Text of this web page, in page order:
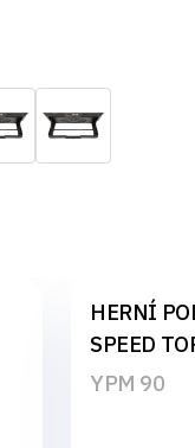
HERNÍ
SPEED
YPM 90